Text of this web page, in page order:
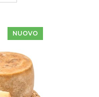
NUOVO